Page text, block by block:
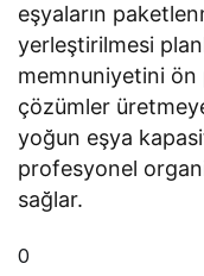
eşyaların
yerleştirilmesi
memnuniyetini ön
çözümler
yoğun eşya
profesyonel
sağlar.
0